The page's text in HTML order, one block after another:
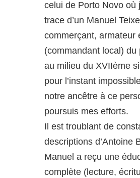
celui de Porto Novo où
trace d’un Manuel
commerçant, armateur
(commandant local) du
au milieu du XVIIème
pour l’instant
notre ancêtre à ce
poursuis mes efforts.
Il est troublant de
descriptions d’Antoine
Manuel a reçu une
complète (lecture,